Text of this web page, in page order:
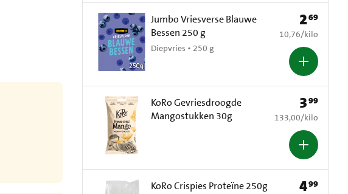
Jumbo Vriesverse Blauwe
Bessen 250 g
Diepvries • 250 g
Prijs: € 2,69
269
€ 10,76 per kilo
10,76/kilo
KoRo Gevriesdroogde
Mangostukken 30g
Prijs: € 3,99
399
€ 133,00 per kilo
133,00/kilo
KoRo Crispies Proteïne 250g Prijs: € 4,99
499